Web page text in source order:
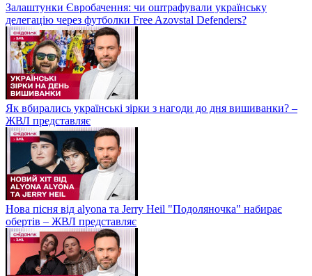
Залаштунки Євробачення: чи оштрафували українську
делегацію через футболки Free Azovstal Defenders?
Як вбирались українські зірки з нагоди до дня вишиванки? –
ЖВЛ представляє
Нова пісня від alyona та Jerry Heil "Подоляночка" набирає
обертів – ЖВЛ представляє